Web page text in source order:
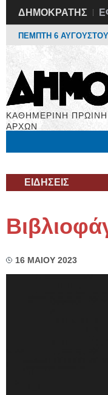
ΔΗΜΟΚΡΑΤΗΣ
ΠΕΜΠΤΗ 6 ΑΥΓΟΥΣΤΟΥ
ΚΑΘΗΜΕΡΙΝΗ
ΑΡΧΩΝ
ΕΙΔΗΣΕΙΣ
16 ΜΑΙΟΥ 2023